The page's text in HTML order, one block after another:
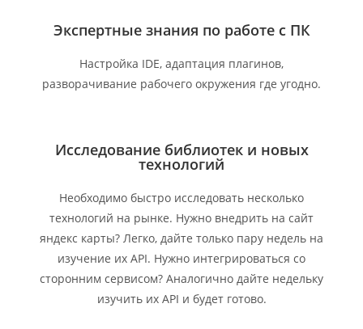
Экспертные знания по работе с ПК
Настройка IDE, адаптация плагинов,
разворачивание рабочего окружения где угодно.
Исследование библиотек и новых
технологий
Необходимо быстро исследовать несколько
технологий на рынке. Нужно внедрить на сайт
яндекс карты? Легко, дайте только пару недель на
изучение их API. Нужно интегрироваться со
сторонним сервисом? Аналогично дайте недельку
изучить их API и будет готово.